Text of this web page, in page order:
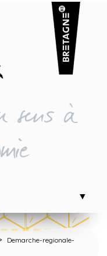
à
▼
Demarche-regionale-